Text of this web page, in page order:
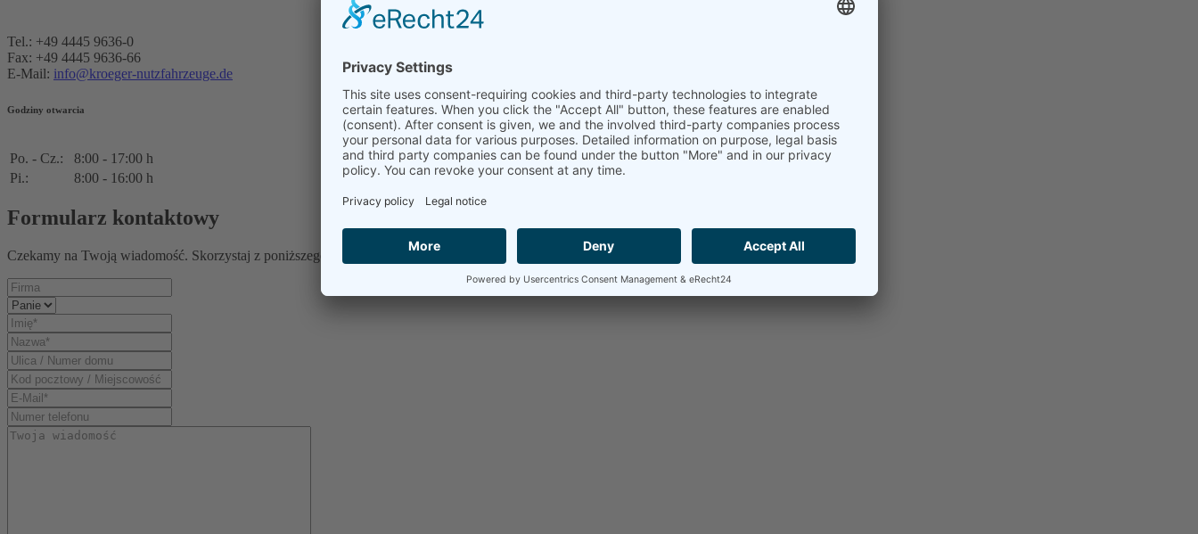
Tel.: +49 4445 9636-0
Fax: +49 4445 9636-66
E-Mail: info@kroeger-nutzfahrzeuge.de
Godziny otwarcia
Po. - Cz.:
8:00 - 17:00 h
Pi.:
8:00 - 16:00 h
Formularz kontaktowy
Czekamy na Twoją wiadomość. Skorzystaj z poniższego formularza kontaktowego.